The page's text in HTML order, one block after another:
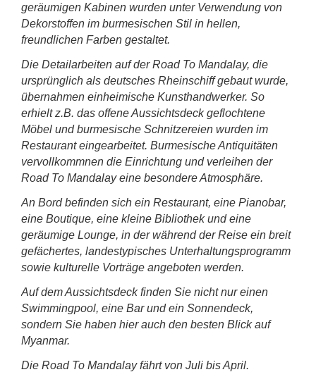
geräumigen Kabinen wurden unter Verwendung von
Dekorstoffen im burmesischen Stil in hellen,
freundlichen Farben gestaltet.
Die Detailarbeiten auf der Road To Mandalay, die
ursprünglich als deutsches Rheinschiff gebaut wurde,
übernahmen einheimische Kunsthandwerker. So
erhielt z.B. das offene Aussichtsdeck geflochtene
Möbel und burmesische Schnitzereien wurden im
Restaurant eingearbeitet. Burmesische Antiquitäten
vervollkommnen die Einrichtung und verleihen der
Road To Mandalay eine besondere Atmosphäre.
An Bord befinden sich ein Restaurant, eine Pianobar,
eine Boutique, eine kleine Bibliothek und eine
geräumige Lounge, in der während der Reise ein breit
gefächertes, landestypisches Unterhaltungsprogramm
sowie kulturelle Vorträge angeboten werden.
Auf dem Aussichtsdeck finden Sie nicht nur einen
Swimmingpool, eine Bar und ein Sonnendeck,
sondern Sie haben hier auch den besten Blick auf
Myanmar.
Die Road To Mandalay fährt von Juli bis April.